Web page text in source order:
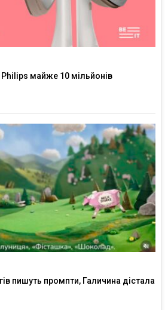
Philips майже 10 мільйонів
пишуть промпти, Галичина дістала